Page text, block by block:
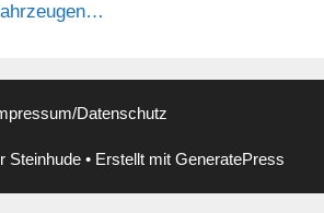
Datenschutz
Steinhude • Erstellt mit GeneratePress